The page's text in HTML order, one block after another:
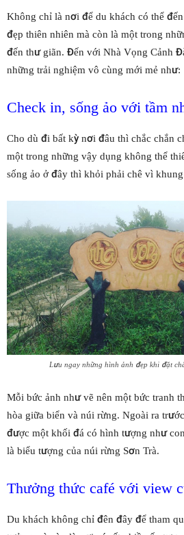
Không chỉ là nơi để du khách có thể
đẹp thiên nhiên mà còn là một trong
đến thư giãn. Đến với Nhà Vọng Cảnh
những trải nghiệm vô cùng mới mẻ như:
Check in, sống ảo với tầm
Cho dù đi bất kỳ nơi đâu thì chắc chắn
một trong những vậy dụng không thể
sống ảo ở đây thì khỏi phải chê vì
Lưu ngay những hình ảnh đẹp khi đặt
Mỗi bức ảnh như vẽ nên một bức tranh
hòa giữa biển và núi rừng. Ngoài ra
được một khối đá có hình tượng như
là biểu tượng của núi rừng Sơn Trà.
Thưởng thức café với view
Du khách không chỉ đên đây để tham